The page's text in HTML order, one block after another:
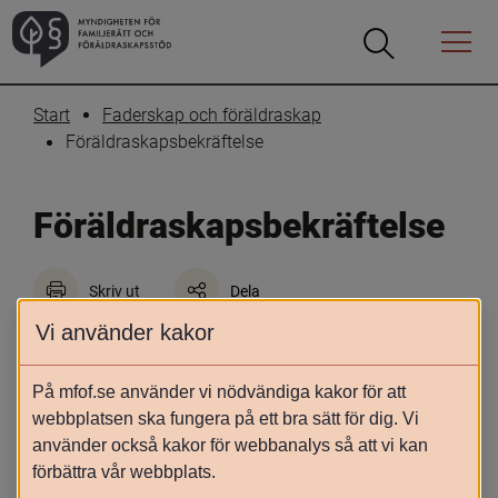
Öppna
Öppna
Menyn
Start
Faderskap och föräldraskap
Föräldraskapsbekräftelse
Föräldraskaps­bekräftelse
Skriv ut Dela
Den 1 januari 2022 öppnades
möjligheten att bekräfta sitt föräldraskap
via Skatteverkets e-tjänst. Det innebär att
ogifta, nyblivna föräldrar som är
folkbokförda i Sverige kan registrera detta
Vi använder kakor
På mfof.se använder vi nödvändiga kakor för att
webbplatsen ska fungera på ett bra sätt för dig. Vi
använder också kakor för webbanalys så att vi kan
förbättra vår webbplats.